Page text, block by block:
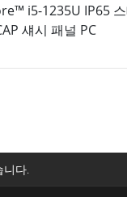
i5-1235U IP65
섀시 패널 PC
다.